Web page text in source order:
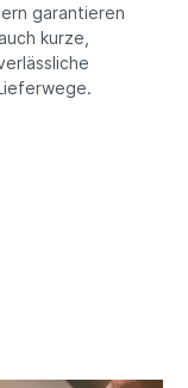
garantieren
kurze,